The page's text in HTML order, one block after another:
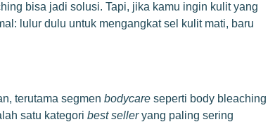
bisa jadi solusi. Tapi, jika kamu ingin kulit yang
lulur dulu untuk mengangkat sel kulit mati, baru
terutama segmen bodycare seperti body bleaching
satu kategori best selleryang paling sering